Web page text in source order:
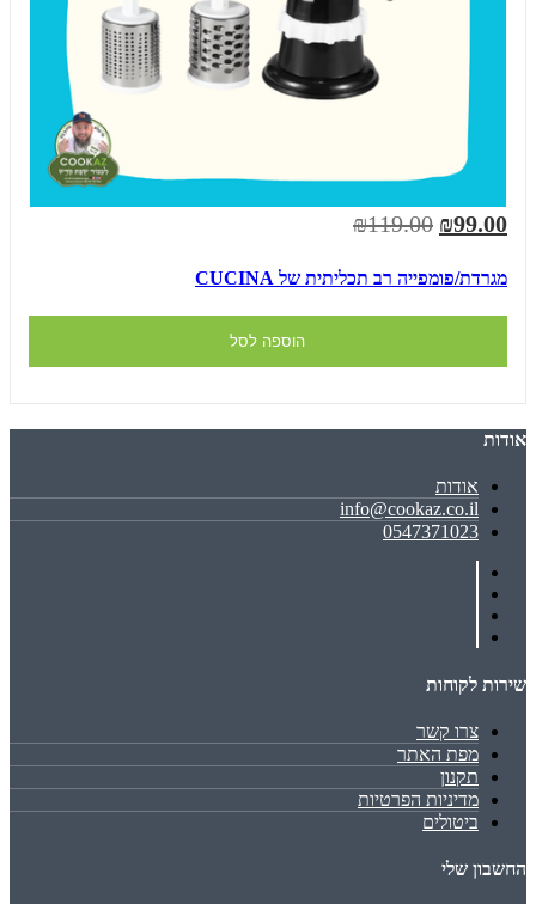
₪99.00
₪119.00
מגרדת/פומפייה רב תכליתית של CUCINA
הוספה לסל
אודות
אודות
info@cookaz.co.il
0547371023
שירות לקוחות
צרו קשר
מפת האתר
תקנון
מדיניות הפרטיות
ביטולים
החשבון שלי